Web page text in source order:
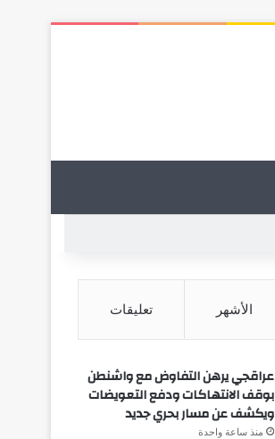
الأشهر تعليقات
عراقجي يرهن التفاوض مع واشنطن
بوقف الانتهاكات ودفع التعويضات
ويكشف عن مسار بحري جديد
منذ ساعة واحدة